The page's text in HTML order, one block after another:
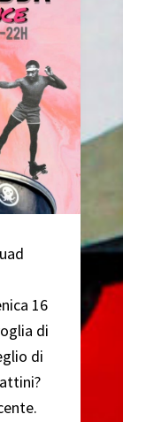
16
di
di